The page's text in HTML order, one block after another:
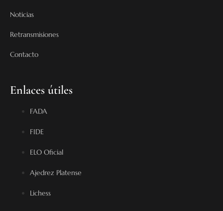
Noticias
Retransmisiones
Contacto
Enlaces útiles
FADA
FIDE
ELO Oficial
Ajedrez Platense
Lichess